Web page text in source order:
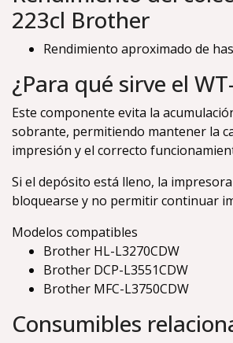
223cl Brother
Rendimiento aproximado de
¿Para qué sirve el
Este componente evita la
sobrante, permitiendo mantener la
impresión y el correcto
Si el depósito está lleno, la
bloquearse y no permitir continuar
Modelos compatibles
Brother HL-L3270CDW
Brother DCP-L3551CDW
Brother MFC-L3750CDW
Consumibles